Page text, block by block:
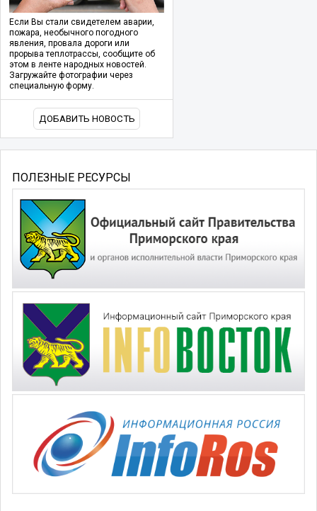
Если Вы стали свидетелем аварии,
пожара, необычного погодного
явления, провала дороги или
прорыва теплотрассы, сообщите об
этом в ленте народных новостей.
Загружайте фотографии через
специальную форму.
ДОБАВИТЬ НОВОСТЬ
ПОЛЕЗНЫЕ РЕСУРСЫ